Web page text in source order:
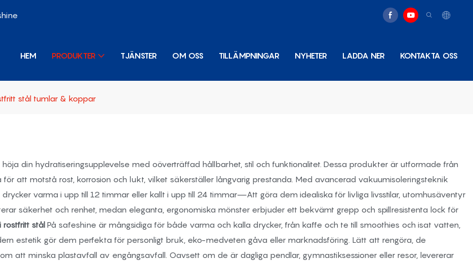
HEM PRODUKTER TJÄNSTER OM OSS TILLÄMPNINGAR NYHETER LADDA NER KONTAKTA OSS
stål tumlar & koppar
din hydratiseringsupplevelse med oöverträffad hållbarhet, stil och funktionalitet. Dessa produkter är utformade från
att motstå rost, korrosion och lukt, vilket säkerställer långvarig prestanda. Med avancerad vakuumisoleringsteknik
varma i upp till 12 timmar eller kallt i upp till 24 timmar—Att göra dem idealiska för livliga livsstilar, utomhusäventyr
säkerhet och renhet, medan eleganta, ergonomiska mönster erbjuder ett bekvämt grepp och spillresistenta lock för
rostfritt stål På safeshine är mångsidiga för både varma och kalla drycker, från kaffe och te till smoothies och isat vatten,
estetik gör dem perfekta för personligt bruk, eko-medveten gåva eller marknadsföring. Lätt att rengöra, de
att minska plastavfall av engångsavfall. Oavsett om de är dagliga pendlar, gymnastiksessioner eller resor, levererar